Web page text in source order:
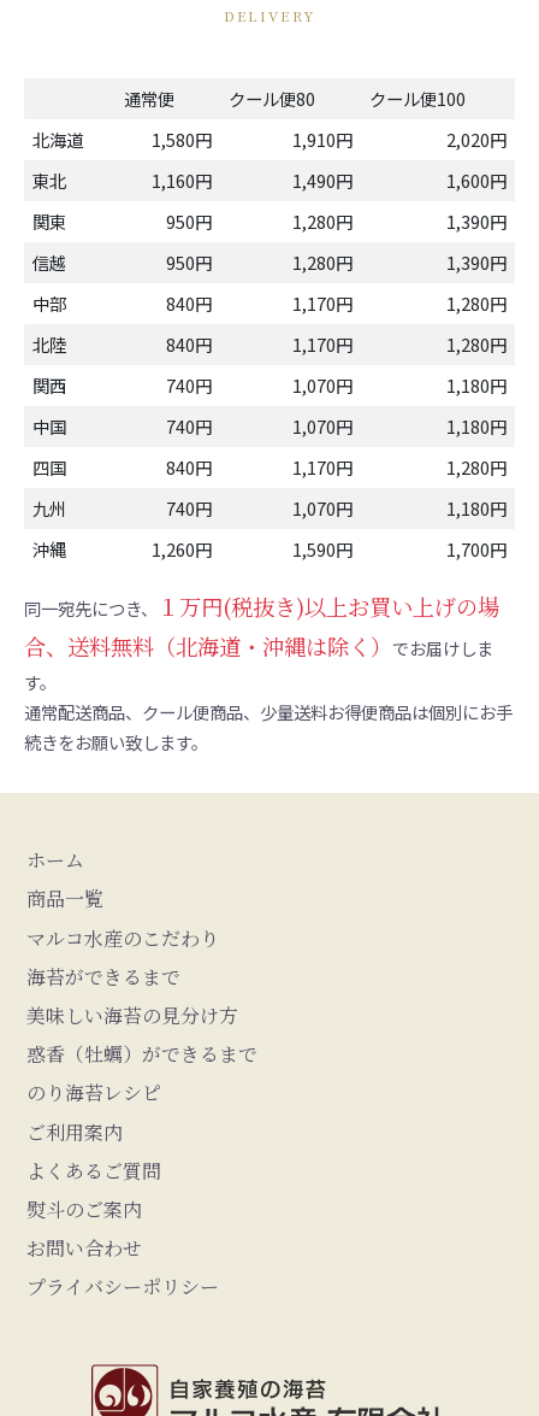
DELIVERY
通常便 クール便80
クール便100
北海道
1,580円 1,910円
2,020円
東北
1,160円 1,490円
1,600円
関東
950円 1,280円
1,390円
信越
950円 1,280円
1,390円
中部
840円 1,170円
1,280円
北陸
840円 1,170円
1,280円
関西
740円 1,070円
1,180円
中国
740円 1,070円
1,180円
四国
840円 1,170円
1,280円
九州
740円 1,070円
1,180円
沖縄
1,260円 1,590円 1,700円
同一宛先につき、
１万円(税抜き)以上お買い上げの場
合、送料無料（北海道・沖縄は除く） でお届けしま
す。
通常配送商品、クール便商品、少量送料お得便商品は個別にお手
続きをお願い致します。
ホーム
商品一覧
マルコ水産のこだわり
海苔ができるまで
美味しい海苔の見分け方
惑香（牡蠣）ができるまで
のり海苔レシピ
ご利用案内
よくあるご質問
熨斗のご案内
お問い合わせ
プライバシーポリシー